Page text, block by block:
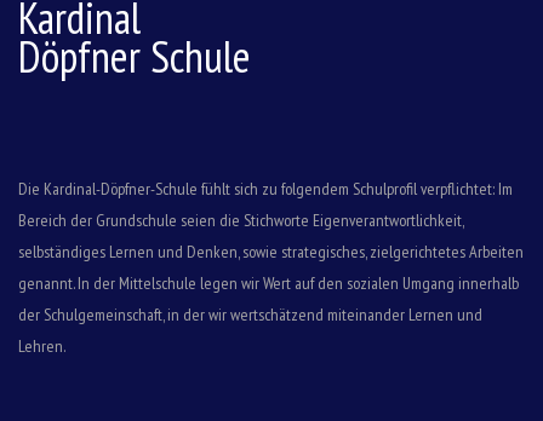
Kardinal
Döpfner Schule
Die Kardinal-Döpfner-Schule fühlt sich zu folgendem Schulprofil verpflichtet: Im
Bereich der Grundschule seien die Stichworte Eigenverantwortlichkeit,
selbständiges Lernen und Denken, sowie strategisches, zielgerichtetes Arbeiten
genannt. In der Mittelschule legen wir Wert auf den sozialen Umgang innerhalb
der Schulgemeinschaft, in der wir wertschätzend miteinander Lernen und
Lehren.